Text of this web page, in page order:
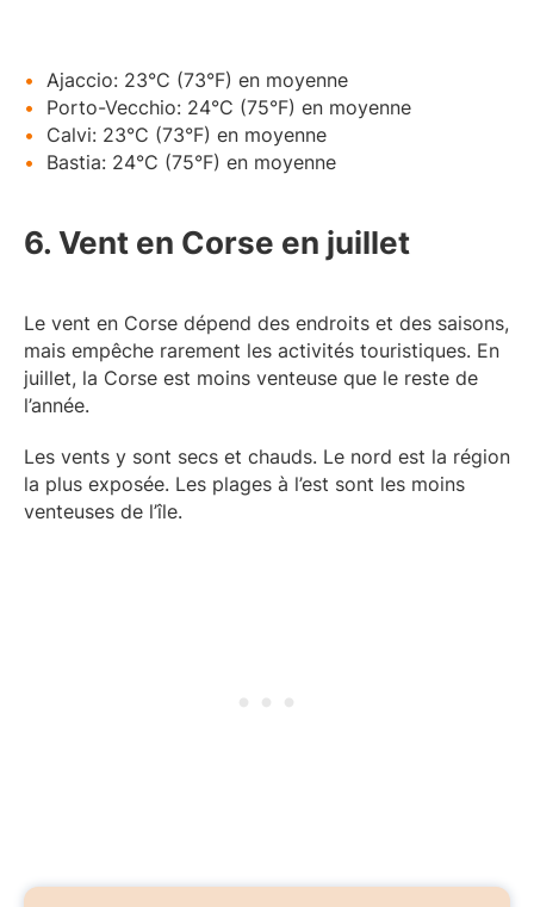
Ajaccio: 23°C (73°F) en moyenne
Porto-Vecchio: 24°C (75°F) en moyenne
Calvi: 23°C (73°F) en moyenne
Bastia: 24°C (75°F) en moyenne
6. Vent en Corse en juillet
Le vent en Corse dépend des endroits et des saisons,
mais empêche rarement les activités touristiques. En
juillet, la Corse est moins venteuse que le reste de
l’année.
Les vents y sont secs et chauds. Le nord est la région
la plus exposée. Les plages à l’est sont les moins
venteuses de l’île.